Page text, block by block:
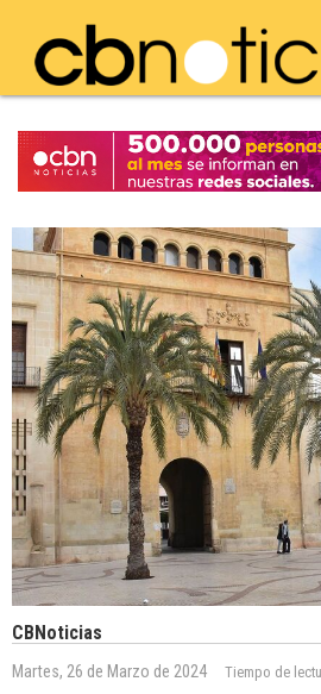
CBNoticias
Martes, 26 de Marzo de 2024 Tiempo de